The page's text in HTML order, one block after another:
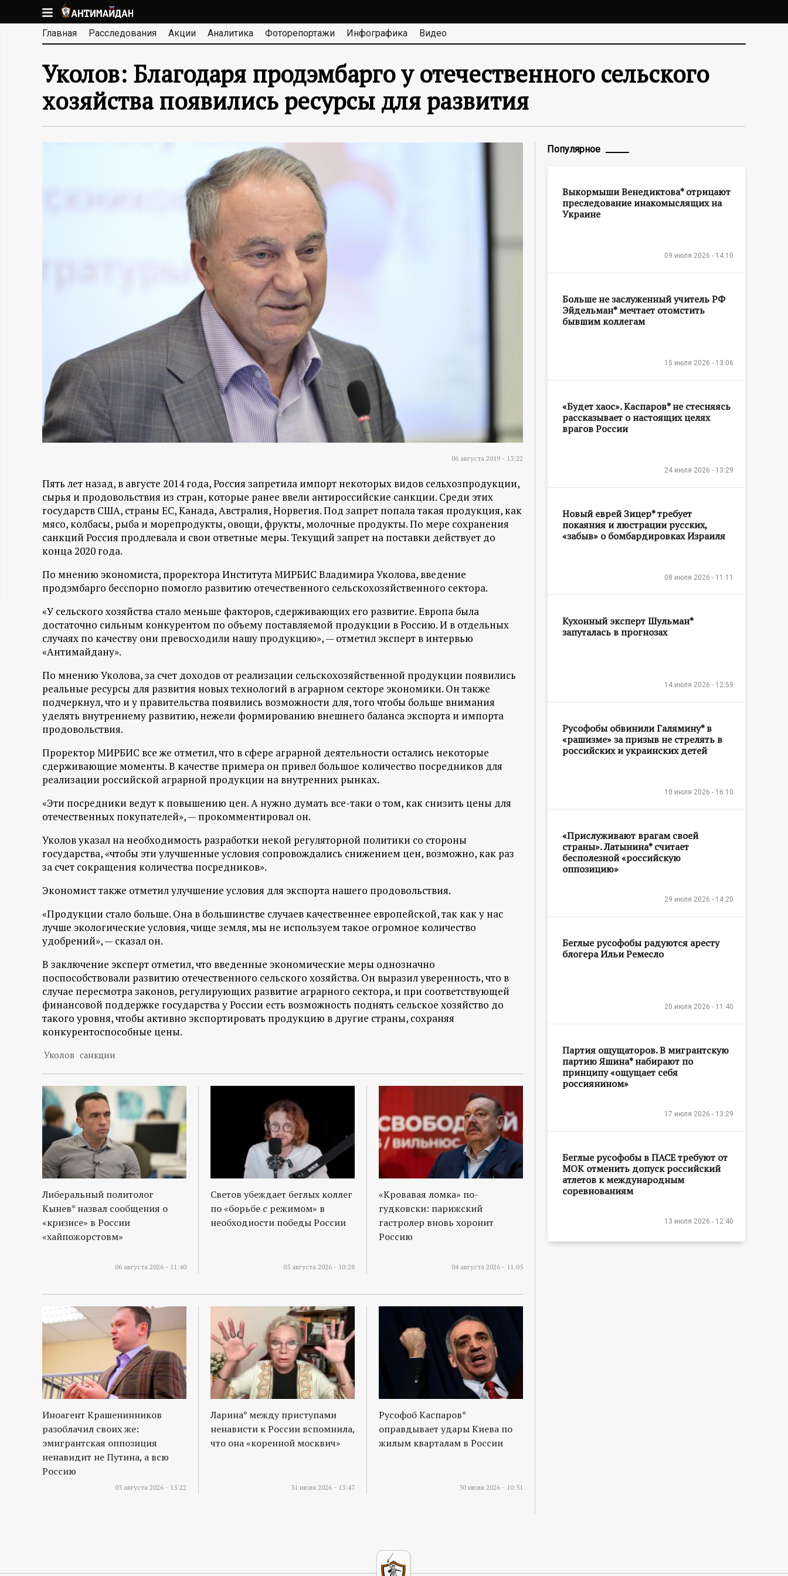
к
основномуА
Н
Т
И
М
А
н
ф
о
м
а
ц
и
о
н
н
ы
й
п
о
р
т
а
Главная Расследования Акции Аналитика Фоторепортажи Инфографика Видео
Уколов: Благодаря продэмбарго у отечественного сельского
хозяйства появились ресурсы для развития
06 августа 2019 - 13:22
Пять лет назад, в августе 2014 года, Россия запретила импорт некоторых видов сельхозпродукции,
сырья и продовольствия из стран, которые ранее ввели антироссийские санкции. Среди этих
государств США, страны ЕС, Канада, Австралия, Норвегия. Под запрет попала такая продукция, как
мясо, колбасы, рыба и морепродукты, овощи, фрукты, молочные продукты. По мере сохранения
санкций Россия продлевала и свои ответные меры. Текущий запрет на поставки действует до
конца 2020 года.
По мнению экономиста, проректора Института МИРБИС Владимира Уколова, введение
продэмбарго бесспорно помогло развитию отечественного сельскохозяйственного сектора.
«У сельского хозяйства стало меньше факторов, сдерживающих его развитие. Европа была
достаточно сильным конкурентом по объему поставляемой продукции в Россию. И в отдельных
случаях по качеству они превосходили нашу продукцию», — отметил эксперт в интервью
«Антимайдану».
По мнению Уколова, за счет доходов от реализации сельскохозяйственной продукции появились
реальные ресурсы для развития новых технологий в аграрном секторе экономики. Он также
подчеркнул, что и у правительства появились возможности для, того чтобы больше внимания
уделять внутреннему развитию, нежели формированию внешнего баланса экспорта и импорта
продовольствия.
Проректор МИРБИС все же отметил, что в сфере аграрной деятельности остались некоторые
сдерживающие моменты. В качестве примера он привел большое количество посредников для
реализации российской аграрной продукции на внутренних рынках.
«Эти посредники ведут к повышению цен. А нужно думать все-таки о том, как снизить цены для
отечественных покупателей», — прокомментировал он.
Уколов указал на необходимость разработки некой регуляторной политики со стороны
государства, «чтобы эти улучшенные условия сопровождались снижением цен, возможно, как раз
за счет сокращения количества посредников».
Экономист также отметил улучшение условия для экспорта нашего продовольствия.
«Продукции стало больше. Она в большинстве случаев качественнее европейской, так как у нас
лучше экологические условия, чище земля, мы не используем такое огромное количество
удобрений», — сказал он.
В заключение эксперт отметил, что введенные экономические меры однозначно
поспособствовали развитию отечественного сельского хозяйства. Он выразил уверенность, что в
случае пересмотра законов, регулирующих развитие аграрного сектора, и при соответствующей
финансовой поддержке государства у России есть возможность поднять сельское хозяйство до
такого уровня, чтобы активно экспортировать продукцию в другие страны, сохраняя
конкурентоспособные цены.
Уколов санкции
Либеральный политолог
Кынев* назвал сообщения о
«кризисе» в России
«хайпожорстовм»
06 августа 2026 - 11:40
Светов убеждает беглых коллег
по «борьбе с режимом» в
необходиости победы России
05 августа 2026 - 10:28
«Кровавая ломка» по-
гудковски: парижский
гастролер вновь хоронит
Россию
04 августа 2026 - 11:05
Иноагент Крашенинников
разоблачил своих же:
эмигрантская оппозиция
ненавидит не Путина, а всю
Россию
03 августа 2026 - 15:22
Ларина* между приступами
ненависти к России вспомнила,
что она «коренной москвич»
31 июля 2026 - 13:47
Русофоб Каспаров*
оправдывает удары Киева по
жилым кварталам в России
30 июля 2026 - 10:51
Популярное
Выкормыши Венедиктова* отрицают
преследование инакомыслящих на
Украине
09 июля 2026 - 14:10
Больше не заслуженный учитель РФ
Эйдельман* мечтает отомстить
бывшим коллегам
15 июля 2026 - 13:06
«Будет хаос». Каспаров* не стесняясь
рассказывает о настоящих целях
врагов России
24 июля 2026 - 13:29
Новый еврей Зицер* требует
покаяния и люстрации русских,
«забыв» о бомбардировках Израиля
08 июля 2026 - 11:11
Кухонный эксперт Шульман*
запуталась в прогнозах
14 июля 2026 - 12:59
Русофобы обвинили Галямину* в
«рашизме» за призыв не стрелять в
российских и украинских детей
10 июля 2026 - 16:10
«Прислуживают врагам своей
страны». Латынина* считает
бесполезной «российскую
оппозицию»
29 июля 2026 - 14:20
Беглые русофобы радуются аресту
блогера Ильи Ремесло
20 июля 2026 - 11:40
Партия ощущаторов. В мигрантскую
партию Яшина* набирают по
принципу «ощущает себя
россиянином»
17 июля 2026 - 13:29
Беглые русофобы в ПАСЕ требуют от
МОК отменить допуск российский
атлетов к международным
соревнованиям
13 июля 2026 - 12:40